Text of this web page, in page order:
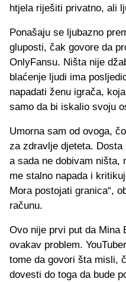
htjela riješiti privatno, ali
Ponašaju se ljubazno
gluposti, čak govore da
OnlyFansu. Ništa nije
blaćenje ljudi ima
napadati ženu igrača,
samo da bi iskalio svoju
Umorna sam od ovoga,
za zdravlje djeteta.
a sada ne dobivam ništa,
me stalno napada i
Mora postojati granica“,
računu.
Ovo nije prvi put da Mina
ovakav problem.
tome da govori šta misli,
dovesti do toga da bude